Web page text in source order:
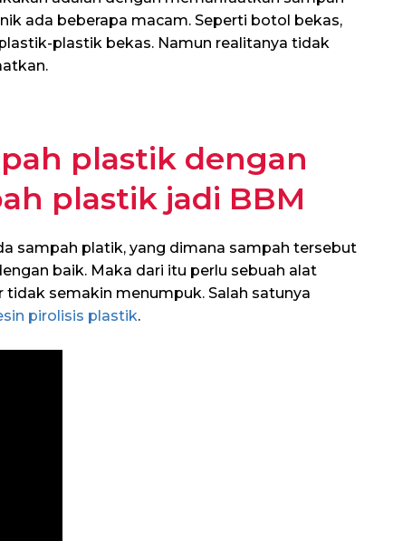
ada beberapa macam. Seperti botol bekas,
plastik bekas. Namun realitanya tidak
plastik dengan
plastik jadi BBM
sampah platik, yang dimana sampah tersebut
baik. Maka dari itu perlu sebuah alat
semakin menumpuk. Salah satunya
pirolisis plastik.